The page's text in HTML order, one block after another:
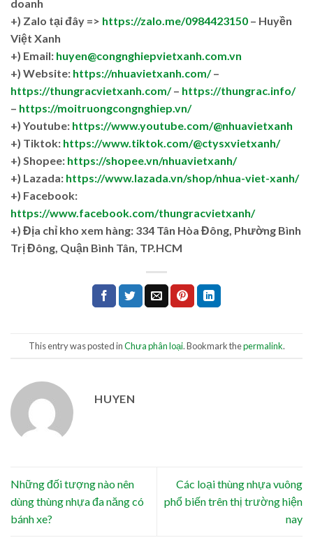
doanh
+) Zalo tại đây => https://zalo.me/0984423150 – Huyền
Việt Xanh
+) Email: huyen@congnghiepvietxanh.com.vn
+) Website: https://nhuavietxanh.com/–
https://thungracvietxanh.com/– https://thungrac.info/
– https://moitruongcongnghiep.vn/
+) Youtube: https://www.youtube.com/@nhuavietxanh
+) Tiktok: https://www.tiktok.com/@ctysxvietxanh/
+) Shopee: https://shopee.vn/nhuavietxanh/
+) Lazada: https://www.lazada.vn/shop/nhua-viet-xanh/
+) Facebook:
https://www.facebook.com/thungracvietxanh/
+) Địa chỉ kho xem hàng: 334 Tân Hòa Đông, Phường Bình
Trị Đông, Quận Bình Tân, TP.HCM
This entry was posted inChưa phân loại. Bookmark thepermalink.
HUYEN
Những đối tượng nào nên
dùng thùng nhựa đa năng có
bánh xe?
Các loại thùng nhựa vuông
phổ biến trên thị trường hiện
nay